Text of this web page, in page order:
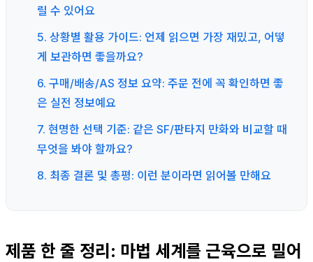
릴 수 있어요
5. 상황별 활용 가이드: 언제 읽으면 가장 재밌고, 어떻
게 보관하면 좋을까요?
6. 구매/배송/AS 정보 요약: 주문 전에 꼭 확인하면 좋
은 실전 정보예요
7. 현명한 선택 기준: 같은 SF/판타지 만화와 비교할 때
무엇을 봐야 할까요?
8. 최종 결론 및 총평: 이런 분이라면 읽어볼 만해요
제품 한 줄 정리: 마법 세계를 근육으로 밀어